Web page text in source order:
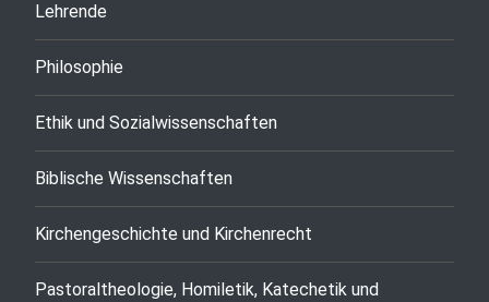
Lehrende
Philosophie
Ethik und Sozialwissenschaften
Biblische Wissenschaften
Kirchengeschichte und Kirchenrecht
Pastoraltheologie, Homiletik, Katechetik und